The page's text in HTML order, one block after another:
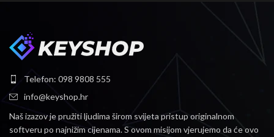
Telefon: 098 9808 555
info@keyshop.hr
Naš izazov je pružiti ljudima širom svijeta pristup originalnom
softveru po najnižim cijenama.S ovom misijom vjerujemo da će ovo